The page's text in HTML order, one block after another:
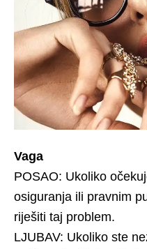
Vaga
POSAO: Ukoliko
osiguranja ili pravnim
riješiti taj problem.
LJUBAV: Ukoliko ste